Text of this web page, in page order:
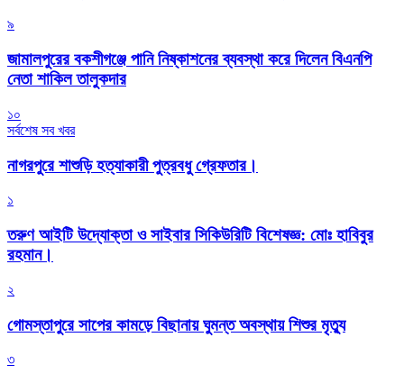
৯
জামালপুরের বকশীগঞ্জে পানি নিষ্কাশনের ব্যবস্থা করে দিলেন বিএনপি
নেতা শাকিল তালুকদার
১০
সর্বশেষ সব খবর
নাগরপুরে শাশুড়ি হত্যাকারী পুত্রবধু গ্রেফতার।
১
তরুণ আইটি উদ্যোক্তা ও সাইবার সিকিউরিটি বিশেষজ্ঞ: মোঃ হাবিবুর
রহমান।
২
গোমস্তাপুরে সাপের কামড়ে বিছানায় ঘুমন্ত অবস্থায় শিশুর মৃত্যু
৩